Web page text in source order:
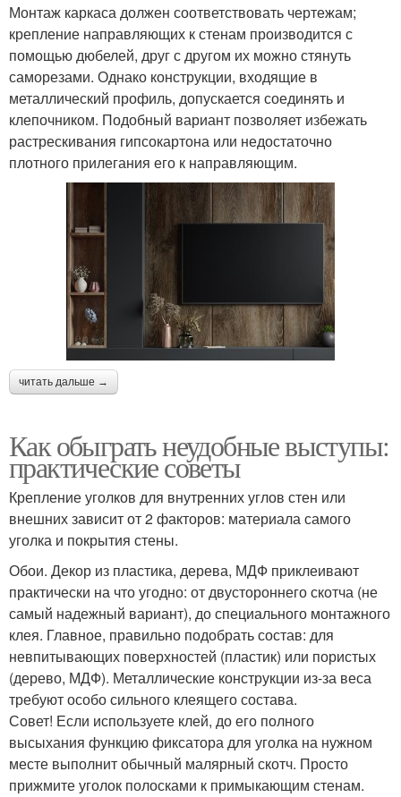
Монтаж каркаса должен соответствовать чертежам;
крепление направляющих к стенам производится с
помощью дюбелей, друг с другом их можно стянуть
саморезами. Однако конструкции, входящие в
металлический профиль, допускается соединять и
клепочником. Подобный вариант позволяет избежать
растрескивания гипсокартона или недостаточно
плотного прилегания его к направляющим.
читать дальше →
Как обыграть неудобные выступы:
практические советы
Крепление уголков для внутренних углов стен или
внешних зависит от 2 факторов: материала самого
уголка и покрытия стены.
Обои. Декор из пластика, дерева, МДФ приклеивают
практически на что угодно: от двустороннего скотча (не
самый надежный вариант), до специального монтажного
клея. Главное, правильно подобрать состав: для
невпитывающих поверхностей (пластик) или пористых
(дерево, МДФ). Металлические конструкции из-за веса
требуют особо сильного клеящего состава.
Совет! Если используете клей, до его полного
высыхания функцию фиксатора для уголка на нужном
месте выполнит обычный малярный скотч. Просто
прижмите уголок полосками к примыкающим стенам.